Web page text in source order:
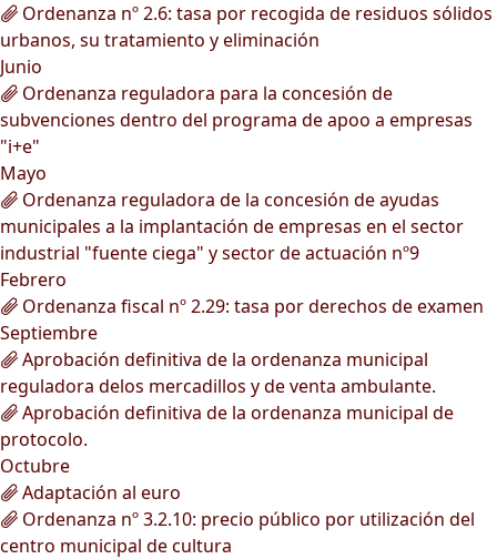
Ordenanza nº 2.6: tasa por recogida de residuos sólidos
urbanos, su tratamiento y eliminación
Junio
Ordenanza reguladora para la concesión de
subvenciones dentro del programa de apoo a empresas
"i+e"
Mayo
Ordenanza reguladora de la concesión de ayudas
municipales a la implantación de empresas en el sector
industrial "fuente ciega" y sector de actuación nº9
Febrero
Ordenanza fiscal nº 2.29: tasa por derechos de examen
Septiembre
Aprobación definitiva de la ordenanza municipal
reguladora delos mercadillos y de venta ambulante.
Aprobación definitiva de la ordenanza municipal de
protocolo.
Octubre
Adaptación al euro
Ordenanza nº 3.2.10: precio público por utilización del
centro municipal de cultura